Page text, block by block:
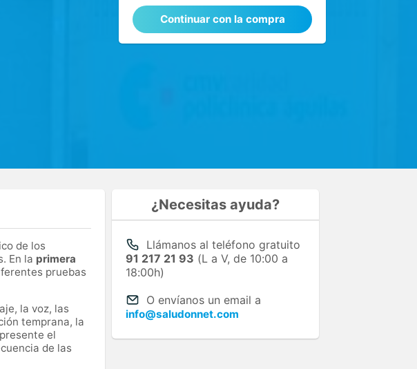
Continuar con la compra
de los
En la primera
pruebas
la voz, las
temprana, la
el
de las
¿Necesitas ayuda?
Llámanos al teléfono gratuito
91 217 21 93 (L a V, de 10:00 a
18:00h)
O envíanos un email a
info@saludonnet.com